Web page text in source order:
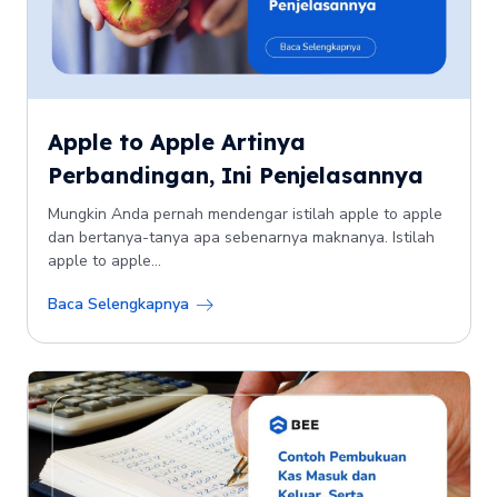
Apple to Apple Artinya
Perbandingan, Ini Penjelasannya
Mungkin Anda pernah mendengar istilah apple to apple
dan bertanya-tanya apa sebenarnya maknanya. Istilah
apple to apple...
Baca Selengkapnya